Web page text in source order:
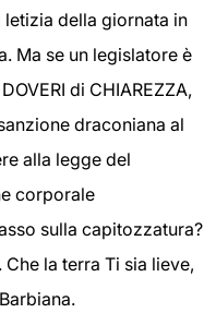
della giornata in
Ma se un legislatore è
di CHIAREZZA,
draconiana al
alla legge del
corporale
sulla capitozzatura?
la terra Ti sia lieve,